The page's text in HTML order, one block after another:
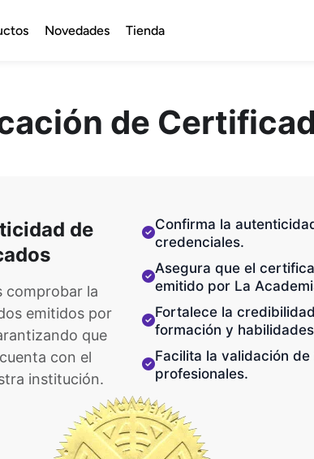
Novedades Tienda
de
de
comprobar la
emitidos por
que
con el
institución.
Confirma la
credenciales.
Asegura que el
emitido por La
Fortalece la
formación y
Facilita la validación
profesionales.